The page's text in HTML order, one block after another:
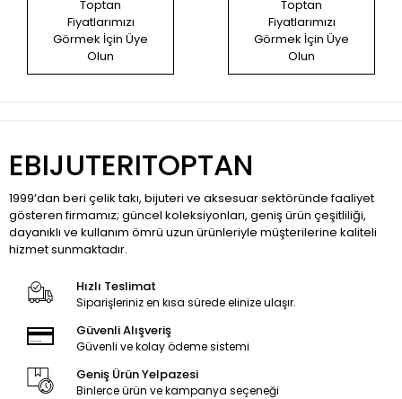
Toptan
Fiyatlarımızı
Görmek İçin Üye
Olun
Toptan
Fiyatlarımızı
Görmek İçin Üye
Olun
EBIJUTERITOPTAN
1999’dan beri çelik takı, bijuteri ve aksesuar sektöründe faaliyet
gösteren firmamız; güncel koleksiyonları, geniş ürün çeşitliliği,
dayanıklı ve kullanım ömrü uzun ürünleriyle müşterilerine kaliteli
hizmet sunmaktadır.
Hızlı Teslimat
Siparişleriniz en kısa sürede elinize ulaşır.
Güvenli Alışveriş
Güvenli ve kolay ödeme sistemi
Geniş Ürün Yelpazesi
Binlerce ürün ve kampanya seçeneği